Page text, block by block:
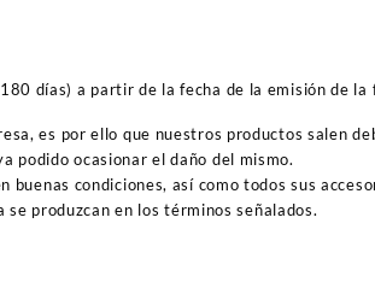
días) a partir de la fecha de la emisión de
es por ello que nuestros productos salen
podido ocasionar el daño del mismo.
buenas condiciones, así como todos sus
produzcan en los términos señalados.